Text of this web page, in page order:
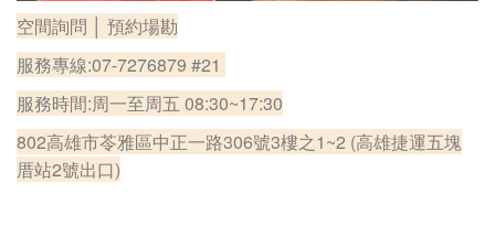
空間詢問 │ 預約場勘
服務專線:07-7276879 #21
服務時間:周一至周五 08:30~17:30
802高雄市苓雅區中正一路306號3樓之1~2 (高雄捷運五塊
厝站2號出口)